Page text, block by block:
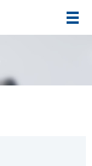
メ